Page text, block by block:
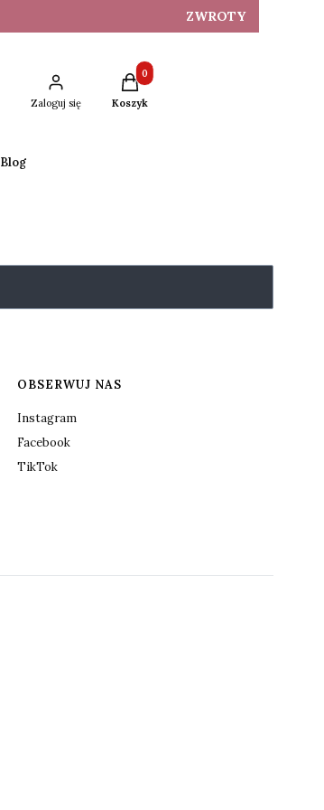
ZWROTY
Zaloguj się
Produkty w koszyku: 0. Zobacz
Koszyk
Blog
OBSERWUJ NAS
Instagram
Facebook
TikTok